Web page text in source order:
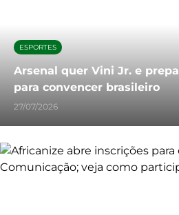
ESPORTES
Arsenal quer Vini Jr. e
para convencer brasileiro
27/07/2026